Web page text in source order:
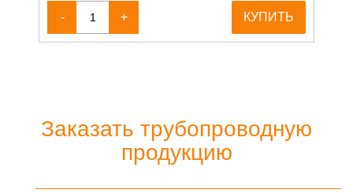
- + КУПИТЬ
Заказать трубопроводную
продукцию